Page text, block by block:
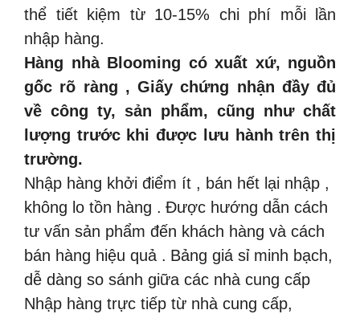
thể tiết kiệm từ 10-15% chi phí mỗi lần
nhập hàng.
Hàng nhà Blooming có xuất xứ, nguồn
gốc rõ ràng , Giấy chứng nhận đầy đủ
về công ty, sản phẩm, cũng như chất
lượng trước khi được lưu hành trên thị
trường.
Nhập hàng khởi điểm ít , bán hết lại nhập ,
không lo tồn hàng . Được hướng dẫn cách
tư vấn sản phẩm đến khách hàng và cách
bán hàng hiệu quả . Bảng giá sỉ minh bạch,
dễ dàng so sánh giữa các nhà cung cấp
Nhập hàng trực tiếp từ nhà cung cấp,